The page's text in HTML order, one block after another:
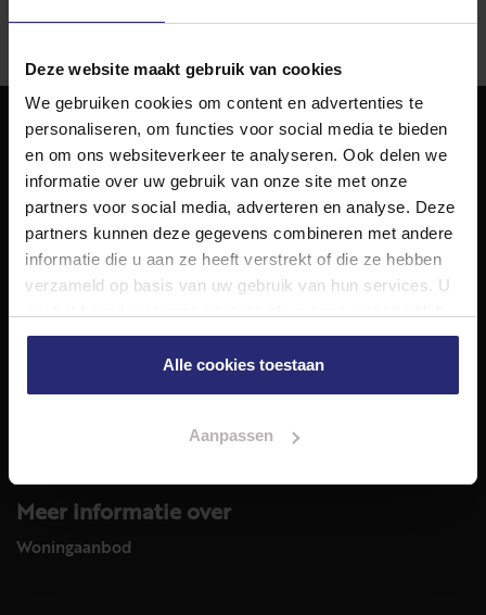
Deze website maakt gebruik van cookies
We gebruiken cookies om content en advertenties te
personaliseren, om functies voor social media te bieden
en om ons websiteverkeer te analyseren. Ook delen we
informatie over uw gebruik van onze site met onze
partners voor social media, adverteren en analyse. Deze
partners kunnen deze gegevens combineren met andere
informatie die u aan ze heeft verstrekt of die ze hebben
verzameld op basis van uw gebruik van hun services. U
gebruiken.
Alle cookies toestaan
Aanpassen
NET Makelaars
NET Makelaars is een modern makelaarskantoor met
decennialange ervaring in het vak en diepgaande kennis
van de huizenmarkt in Haarlem en omstreken.
Volg ons op
Meer informatie over
Woningaanbod